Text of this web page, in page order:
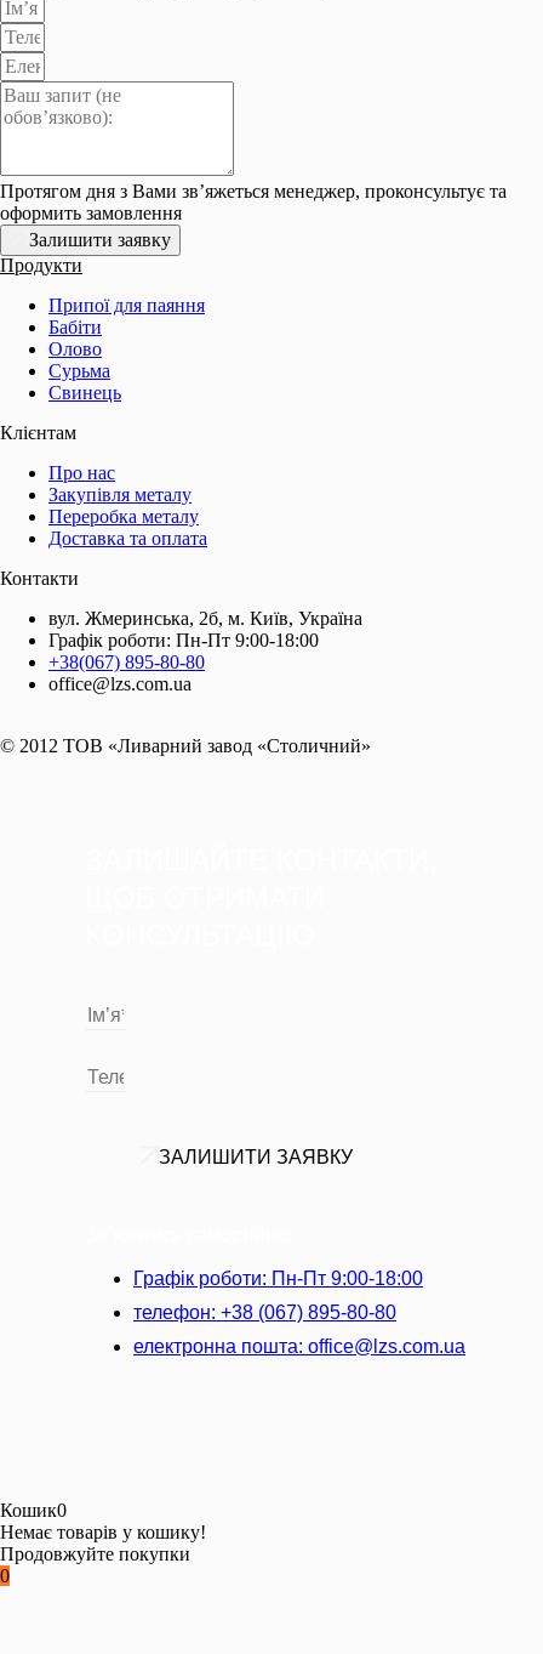
Протягом дня з Вами зв’яжеться менеджер, проконсультує та
оформить замовлення
Залишити заявку
Продукти
Припої для паяння
Бабіти
Олово
Сурьма
Свинець
Клієнтам
Про нас
Закупівля металу
Переробка металу
Доставка та оплата
Контакти
вул. Жмеринська, 2б, м. Київ, Україна
Графік роботи: Пн-Пт 9:00-18:00
+38(067) 895-80-80
office@lzs.com.ua
© 2012 ТОВ «Ливарний завод «Столичний»
ЗАЛИШИТИ ЗАЯВКУ
Графік роботи: Пн-Пт 9:00-18:00
телефон: +38 (067) 895-80-80
електронна пошта: office@lzs.com.ua
Кошик0
Немає товарів у кошику!
Продовжуйте покупки
0